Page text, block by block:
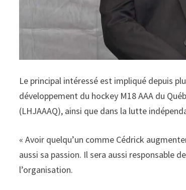
Le principal intéressé est impliqué depuis
développement du hockey M18 AAA du
(LHJAAAQ), ainsi que dans la lutte
« Avoir quelqu’un comme Cédrick
aussi sa passion. Il sera aussi responsable
l’organisation.